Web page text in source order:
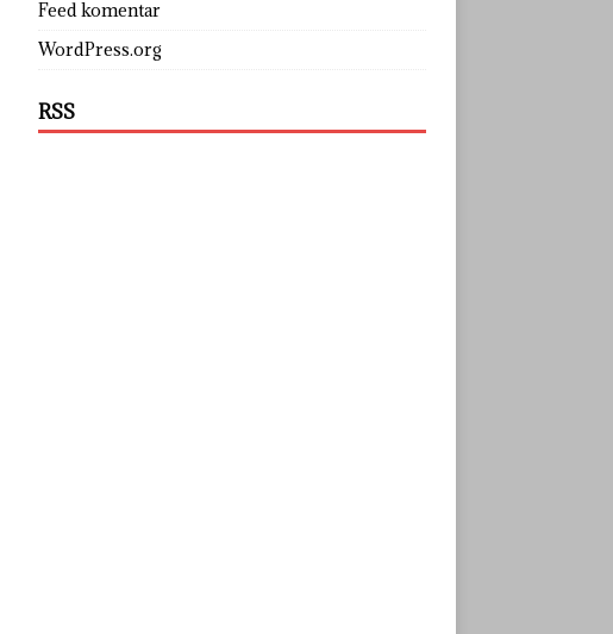
Feed komentar
WordPress.org
RSS